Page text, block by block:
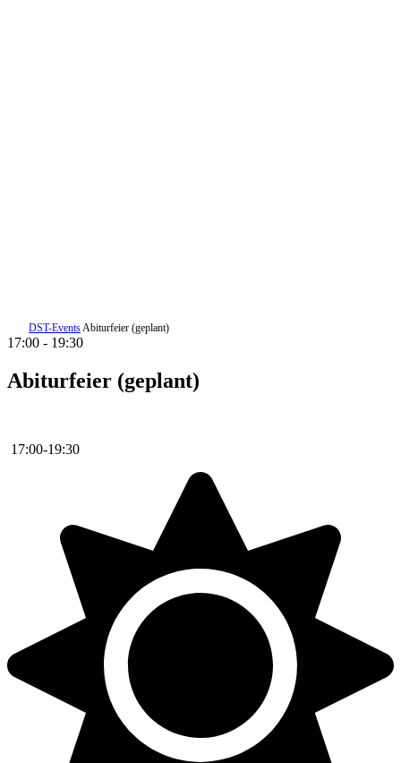
DST-Events Abiturfeier (geplant)
17:00 - 19:30
Abiturfeier (geplant)
17:00-19:30